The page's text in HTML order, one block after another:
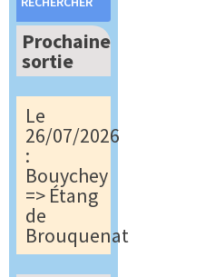
Prochaine
sortie
Le
26/07/2026
:
Bouychey
=> Étang
de
Brouquenat